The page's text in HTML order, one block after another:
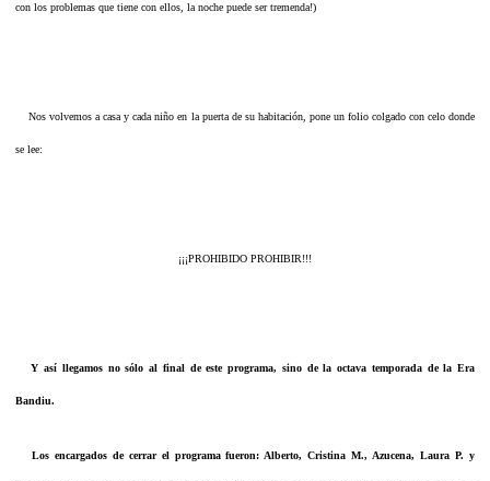
con los problemas que tiene con ellos, la noche puede ser tremenda!)
Nos volvemos a casa y cada niño en la puerta de su habitación, pone un folio colgado con celo donde
se lee:
¡¡¡PROHIBIDO PROHIBIR!!!
Y así llegamos no sólo al final de este programa, sino de la octava temporada de la Era
Bandiu.
Los encargados de cerrar el programa fueron: Alberto, Cristina M., Azucena, Laura P. y